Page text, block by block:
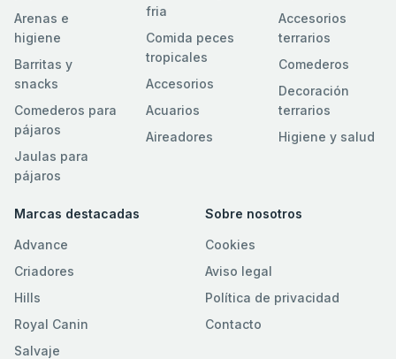
Arenas e
higiene
Barritas y
snacks
Comederos para
pájaros
Jaulas para
pájaros
fria
Comida peces
tropicales
Accesorios
Acuarios
Aireadores
Accesorios
terrarios
Comederos
Decoración
terrarios
Higiene y salud
Marcas destacadas
Advance
Criadores
Hills
Royal Canin
Salvaje
Sobre nosotros
Cookies
Aviso legal
Política de privacidad
Contacto